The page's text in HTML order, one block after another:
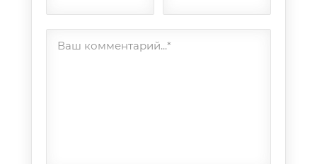
Ваш комментарий...*